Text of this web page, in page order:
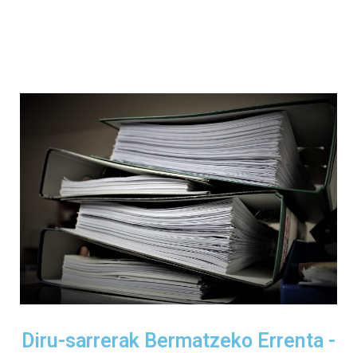
Diru-sarrerak Bermatzeko Errenta -